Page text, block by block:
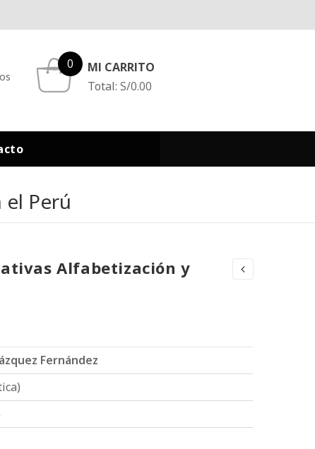
0
MI CARRITO
Total: S/0.00
Perú
Alfabetización y
Fernández